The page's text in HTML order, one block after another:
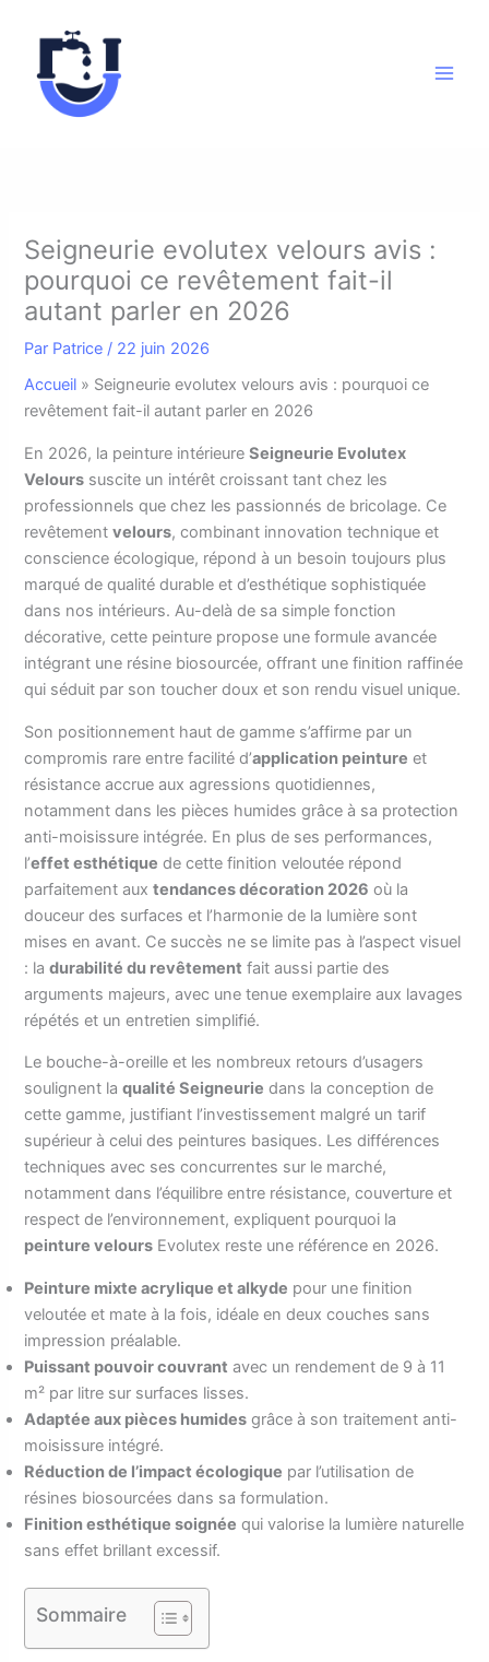
Seigneurie evolutex velours avis :
pourquoi ce revêtement fait-il
autant parler en 2026
Par Patrice / 22 juin 2026
Accueil » Seigneurie evolutex velours avis : pourquoi ce
revêtement fait-il autant parler en 2026
En 2026, la peinture intérieureSeigneurie Evolutex
Velours suscite un intérêt croissant tant chez les
professionnels que chez les passionnés de bricolage. Ce
revêtementvelours, combinant innovation technique et
conscience écologique, répond à un besoin toujours plus
marqué de qualité durable et d’esthétique sophistiquée
dans nos intérieurs. Au-delà de sa simple fonction
décorative, cette peinture propose une formule avancée
intégrant une résine biosourcée, offrant une finition raffinée
qui séduit par son toucher doux et son rendu visuel unique.
Son positionnement haut de gamme s’affirme par un
compromis rare entre facilité d’application peinture et
résistance accrue aux agressions quotidiennes,
notamment dans les pièces humides grâce à sa protection
anti-moisissure intégrée. En plus de ses performances,
l’effet esthétique de cette finition veloutée répond
parfaitement auxtendances décoration 2026 où la
douceur des surfaces et l’harmonie de la lumière sont
mises en avant. Ce succès ne se limite pas à l’aspect visuel
: ladurabilité du revêtement fait aussi partie des
arguments majeurs, avec une tenue exemplaire aux lavages
répétés et un entretien simplifié.
Le bouche-à-oreille et les nombreux retours d’usagers
soulignent laqualité Seigneurie dans la conception de
cette gamme, justifiant l’investissement malgré un tarif
supérieur à celui des peintures basiques. Les différences
techniques avec ses concurrentes sur le marché,
notamment dans l’équilibre entre résistance, couverture et
respect de l’environnement, expliquent pourquoi la
peinture velours Evolutex reste une référence en 2026.
Peinture mixte acrylique et alkyde pour une finition
veloutée et mate à la fois, idéale en deux couches sans
impression préalable.
Puissant pouvoir couvrant avec un rendement de 9 à 11
m² par litre sur surfaces lisses.
Adaptée aux pièces humides grâce à son traitement anti-
moisissure intégré.
Réduction de l’impact écologique par l’utilisation de
résines biosourcées dans sa formulation.
Finition esthétique soignée qui valorise la lumière naturelle
sans effet brillant excessif.
Sommaire